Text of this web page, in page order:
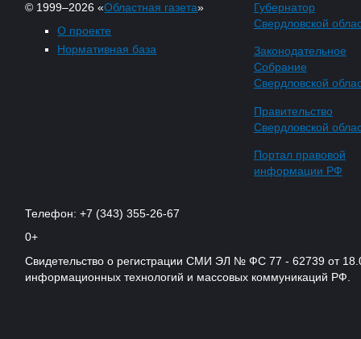
© 1999–2026 «Областная газета»
О проекте
Нормативная база
Губернатор
Свердловской
Законодательное
Собрание
Свердловской
Правительство
Свердловской
Портал правовой
информации РФ
Телефон: +7 (343) 355-26-67
0+
Свидетельство о регистрации СМИ ЭЛ № ФС 77 - 62739 от
информационных технологий и массовых коммуникаций РФ.